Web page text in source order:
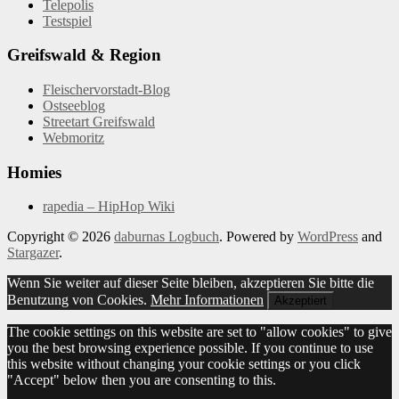
Telepolis
Testspiel
Greifswald & Region
Fleischervorstadt-Blog
Ostseeblog
Streetart Greifswald
Webmoritz
Homies
rapedia – HipHop Wiki
Copyright © 2026 daburnas Logbuch. Powered by WordPress and
Stargazer.
Wenn Sie weiter auf dieser Seite bleiben, akzeptieren Sie bitte die
Benutzung von Cookies. Mehr Informationen Akzeptiert
The cookie settings on this website are set to "allow cookies" to give
you the best browsing experience possible. If you continue to use
this website without changing your cookie settings or you click
"Accept" below then you are consenting to this.